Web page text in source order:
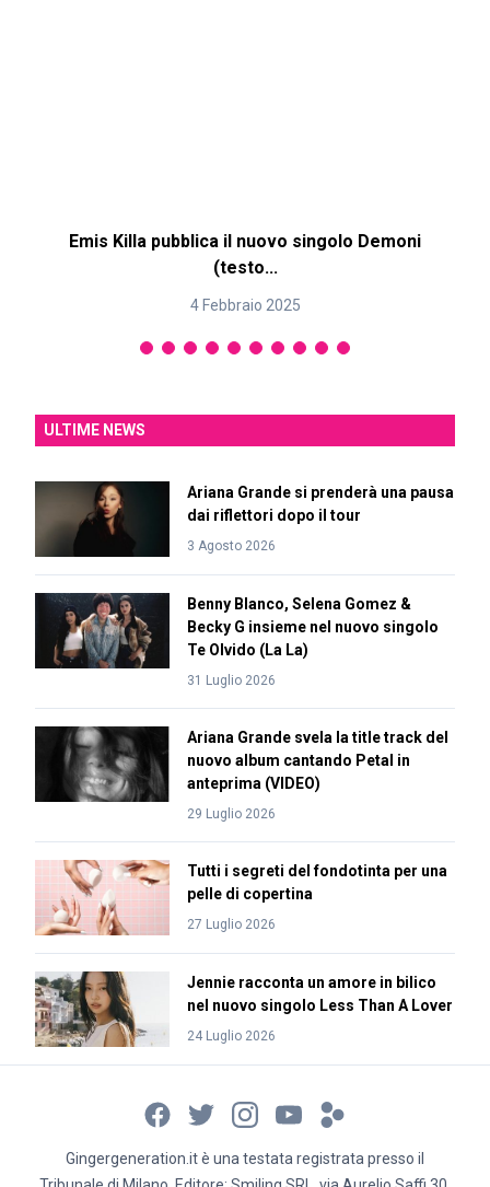
Emis Killa pubblica il nuovo singolo Demoni
(testo...
4 Febbraio 2025
ULTIME NEWS
Ariana Grande si prenderà una pausa
dai riflettori dopo il tour
3 Agosto 2026
Benny Blanco, Selena Gomez &
Becky G insieme nel nuovo singolo
Te Olvido (La La)
31 Luglio 2026
Ariana Grande svela la title track del
nuovo album cantando Petal in
anteprima (VIDEO)
29 Luglio 2026
Tutti i segreti del fondotinta per una
pelle di copertina
27 Luglio 2026
Jennie racconta un amore in bilico
nel nuovo singolo Less Than A Lover
24 Luglio 2026
Gingergeneration.it è una testata registrata presso il